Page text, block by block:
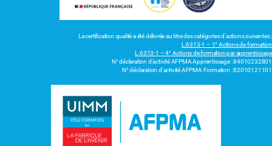
La certification qualité a été délivrée au titre des catégories d’actions suivantes :
L.6313-1 – 1° Actions de formation
L.6313-1 – 4° Actions de formation par apprentissage
N° déclaration d’activité AFPMA Apprentissage : 84010232801
N° déclaration d’activité AFPMA Formation : 82010121101